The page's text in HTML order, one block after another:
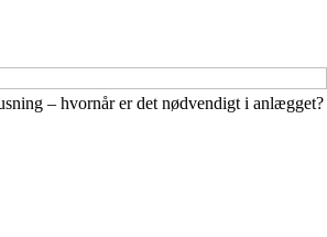
– hvornår er det nødvendigt i anlægget?